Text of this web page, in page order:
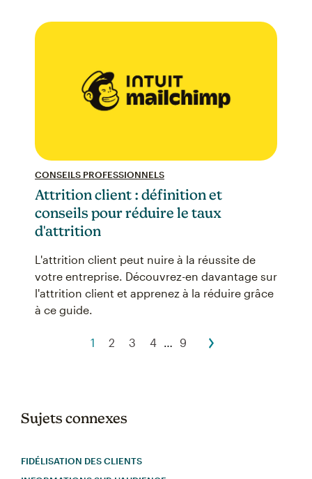
CONSEILS PROFESSIONNELS
Attrition client : définition et
conseils pour réduire le taux
d'attrition
L'attrition client peut nuire à la réussite de
votre entreprise. Découvrez-en davantage sur
l'attrition client et apprenez à la réduire grâce
à ce guide.
1 2 3 4 … 9
Sujets connexes
FIDÉLISATION DES CLIENTS